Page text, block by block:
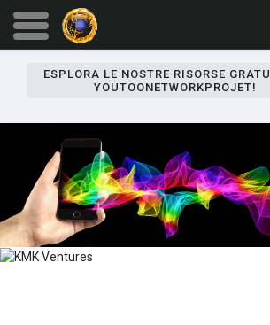
ESPLORA LE NOSTRE RISORSE
YOUTOONETWORKPROJET!